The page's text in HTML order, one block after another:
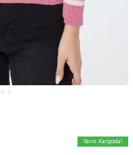
Yarın Kargoda!